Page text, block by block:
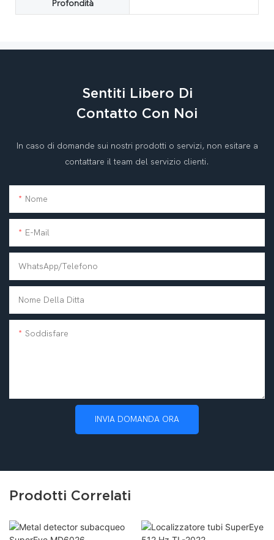
Profondità
Sentiti Libero Di
Contatto Con Noi
In caso di domande sui nostri prodotti o servizi, non esitare a
contattare il team del servizio clienti.
Nome
E-Mail
WhatsApp/telefono
Nome Della Ditta
Soddisfare
INVIA DOMANDA ORA
Prodotti Correlati